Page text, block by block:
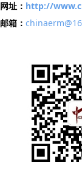
网址： http://
邮箱：